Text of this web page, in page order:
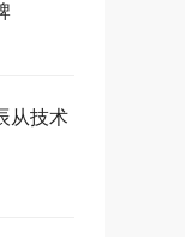
从技术